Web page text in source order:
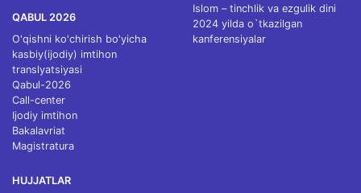
QABUL 2026
O'qishni ko'chirish bo'yicha
kasbiy(ijodiy) imtihon
translyatsiyasi
Qabul-2026
Call-center
Ijodiy imtihon
Bakalavriat
Magistratura
HUJJATLAR
Islom – tinchlik va ezgulik dini
2024 yilda o`tkazilgan
kanferensiyalar